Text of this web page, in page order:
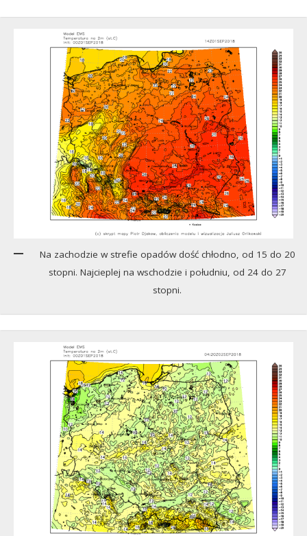
Na zachodzie w strefie opadów dość chłodno, od 15 do 20
stopni. Najcieplej na wschodzie i południu, od 24 do 27
stopni.